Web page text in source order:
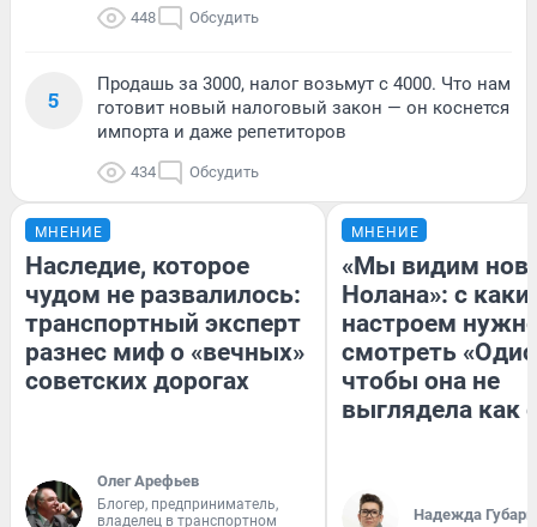
448 Обсудить
5
Продашь за 3000, налог возьмут с 4000. Что нам
готовит новый налоговый закон — он коснется
импорта и даже репетиторов
434 Обсудить
МНЕНИЕ
Наследие, которое
чудом не развалилось:
транспортный эксперт
разнес миф о «вечных»
советских дорогах
Олег Арефьев
Блогер, предприниматель,
владелец в транспортном
МНЕНИЕ
«Мы видим
Нолана»: с
настроем
смотреть
чтобы она не
выглядела как
Надежда Губарь